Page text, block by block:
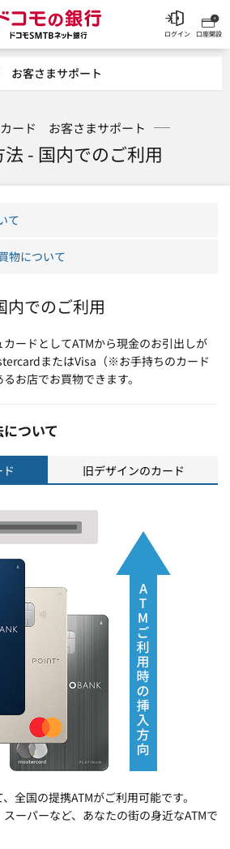
ドコモの銀行 ドコモ
口座開設
ログイン
ード お客さまサポート
法 - 国内でのご利用
て
物について
内でのご利用
ードとしてATMから現金のお引出しが
またはVisa（※お手持ちのカード
お店でお買物できます。
ついて
旧デザインのカード
全国の提携ATMがご利用可能です。
ーパーなど、あなたの街の身近なATMで
お客さまサポート